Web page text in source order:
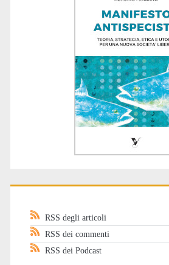
RSS degli articoli
RSS dei commenti
RSS dei Podcast